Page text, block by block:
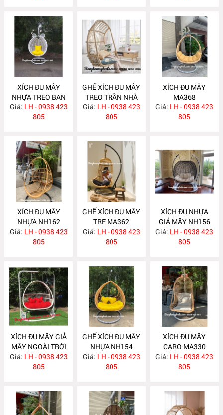
XÍCH ĐU MÂY
NHỰA TREO BAN
CÔNG NH169
Giá: LH - 0938 423
805
GHẾ XÍCH ĐU MÂY
TREO TRẦN NHÀ
MA376
Giá: LH - 0938 423
805
XÍCH ĐU MÂY
MA368
Giá: LH - 0938 423
805
XÍCH ĐU MÂY
NHỰA NH162
Giá: LH - 0938 423
805
GHẾ XÍCH ĐU MÂY
TRE MA362
Giá: LH - 0938 423
805
XÍCH ĐU NHỰA
GIẢ MÂY NH156
Giá: LH - 0938 423
805
XÍCH ĐU MÂY GIẢ
MÂY NGOÀI TRỜI
NH155
Giá: LH - 0938 423
805
GHẾ XÍCH ĐU MÂY
NHỰA NH154
Giá: LH - 0938 423
805
XÍCH ĐU MÂY
CARO MA330
Giá: LH - 0938 423
805